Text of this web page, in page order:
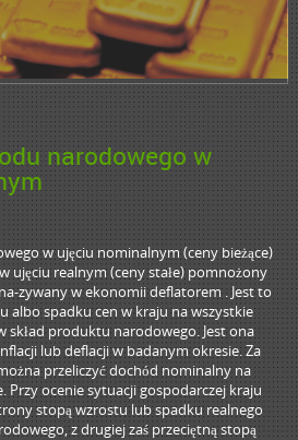
narodowego w
w ujęciu nominalnym (ceny bieżące)
ujęciu realnym (ceny stałe) pomnożony
zywany w ekonomii deflatorem . Jest to
albo spadku cen w kraju na wszystkie
skład produktu narodowego. Jest ona
lub deflacji w badanym okresie. Za
przeliczyć dochód nominalny na
ocenie sytuacji gospodarczej kraju
stopą wzrostu lub spadku realnego
z drugiej zaś przeciętną stopą